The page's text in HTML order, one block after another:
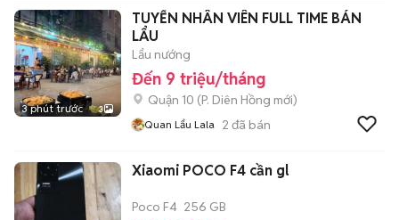
3 phút trước 3
TUYỂN NHÂN VIÊN FULL TIME BÁN
LẨU
Lẩu nướng
Đến 9 triệu/tháng
Quận 10 (P. Diên Hồng mới)
Quan Lẩu Lala 2 đã bán
Xiaomi POCO F4 cần gl
Poco F4 256 GB